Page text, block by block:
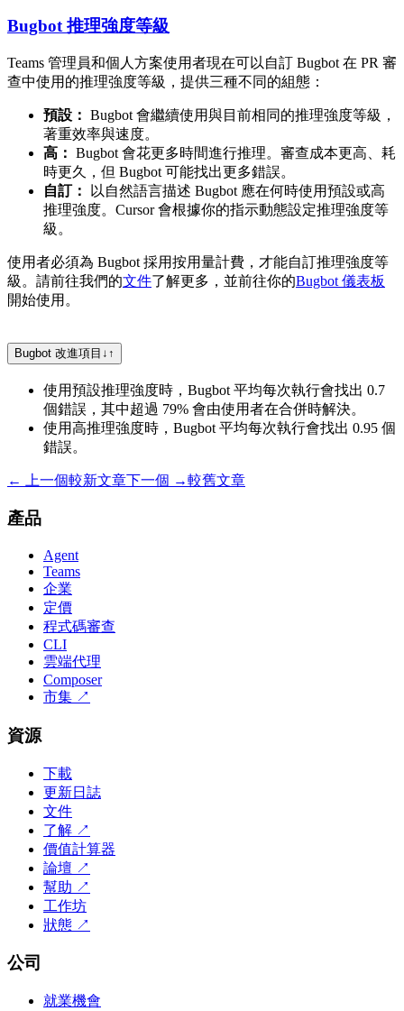
Bugbot 推理強度等級
Teams 管理員和個人方案使用者現在可以自訂 Bugbot 在 PR 審
查中使用的推理強度等級，提供三種不同的組態：
預設： Bugbot 會繼續使用與目前相同的推理強度等級，
著重效率與速度。
高： Bugbot 會花更多時間進行推理。審查成本更高、耗
時更久，但 Bugbot 可能找出更多錯誤。
自訂：
以自然語言描述 Bugbot 應在何時使用預設或高
推理強度。Cursor 會根據你的指示動態設定推理強度等
級。
使用者必須為 Bugbot 採用按用量計費，才能自訂推理強度等
級。請前往我們的文件了解更多，並前往你的Bugbot 儀表板
開始使用。
Bugbot 改進項目 ↓ ↑
使用預設推理強度時，Bugbot 平均每次執行會找出 0.7
個錯誤，其中超過 79% 會由使用者在合併時解決。
使用高推理強度時，Bugbot 平均每次執行會找出 0.95 個
錯誤。
← 上一個較新文章下一個 →較舊文章
產品
Agent
Teams
企業
定價
程式碼審查
CLI
雲端代理
Composer
市集 ↗
資源
下載
更新日誌
文件
了解 ↗
價值計算器
論壇 ↗
幫助 ↗
工作坊
狀態 ↗
公司
就業機會